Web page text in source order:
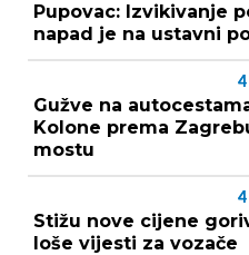
Pupovac: Izvikivanje
napad je na ustavni
4
Gužve na
Kolone prema
mostu
4
Stižu nove cijene
loše vijesti za vozače